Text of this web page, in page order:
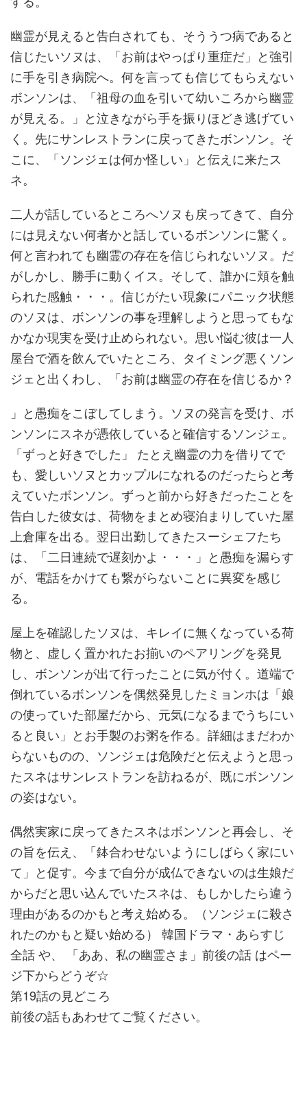
幽霊が見えると告白されても、そううつ病であると
信じたいソヌは、「お前はやっぱり重症だ」と強引
に手を引き病院へ。何を言っても信じてもらえない
ボンソンは、「祖母の血を引いて幼いころから幽霊
が見える。」と泣きながら手を振りほどき逃げてい
く。先にサンレストランに戻ってきたボンソン。そ
こに、「ソンジェは何か怪しい」と伝えに来たス
ネ。
二人が話しているところへソヌも戻ってきて、自分
には見えない何者かと話しているボンソンに驚く。
何と言われても幽霊の存在を信じられないソヌ。だ
がしかし、勝手に動くイス。そして、誰かに頬を触
られた感触・・・。信じがたい現象にパニック状態
のソヌは、ボンソンの事を理解しようと思ってもな
かなか現実を受け止められない。思い悩む彼は一人
屋台で酒を飲んでいたところ、タイミング悪くソン
ジェと出くわし、「お前は幽霊の存在を信じるか？
」と愚痴をこぼしてしまう。ソヌの発言を受け、ボ
ンソンにスネが憑依していると確信するソンジェ。
「ずっと好きでした」 たとえ幽霊の力を借りてで
も、愛しいソヌとカップルになれるのだったらと考
えていたボンソン。ずっと前から好きだったことを
告白した彼女は、荷物をまとめ寝泊まりしていた屋
上倉庫を出る。翌日出勤してきたスーシェフたち
は、「二日連続で遅刻かよ・・・」と愚痴を漏らす
が、電話をかけても繋がらないことに異変を感じ
る。
屋上を確認したソヌは、キレイに無くなっている荷
物と、虚しく置かれたお揃いのペアリングを発見
し、ボンソンが出て行ったことに気が付く。道端で
倒れているボンソンを偶然発見したミョンホは「娘
の使っていた部屋だから、元気になるまでうちにい
ると良い」とお手製のお粥を作る。詳細はまだわか
らないものの、ソンジェは危険だと伝えようと思っ
たスネはサンレストランを訪ねるが、既にボンソン
の姿はない。
偶然実家に戻ってきたスネはボンソンと再会し、そ
の旨を伝え、「鉢合わせないようにしばらく家にい
て」と促す。今まで自分が成仏できないのは生娘だ
からだと思い込んでいたスネは、もしかしたら違う
理由があるのかもと考え始める。（ソンジェに殺さ
れたのかもと疑い始める） 韓国ドラマ・あらすじ
全話 や、 「ああ、私の幽霊さま」前後の話 はペー
ジ下からどうぞ☆
第19話の見どころ
前後の話もあわせてご覧ください。